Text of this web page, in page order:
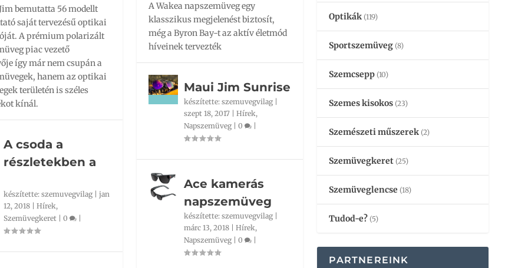
bemutatta 56 modellt
saját tervezésű optikai
A prémium polarizált
piac vezető
így már nem csupán a
hanem az optikai
területén is széles
kínál.
A csoda a
részletekben a
készítette: szemuvegvilag| jan
12, 2018| Hírek,
Szemüvegkeret| 0 |
A Wakea napszemüveg egy
klasszikus megjelenést biztosít,
még a Byron Bay-t az aktív életmód
híveinek tervezték
Maui Jim Sunrise
készítette: szemuvegvilag|
szept 18, 2017| Hírek,
Napszemüveg| 0 |
Ace kamerás
napszemüveg
készítette: szemuvegvilag|
márc 13, 2018| Hírek,
Napszemüveg| 0 |
Optikák (119)
Sportszemüveg (8)
Szemcsepp (10)
Szemes kisokos (23)
Szemészeti műszerek (2)
Szemüvegkeret (25)
Szemüveglencse (18)
Tudod-e? (5)
PARTNEREINK